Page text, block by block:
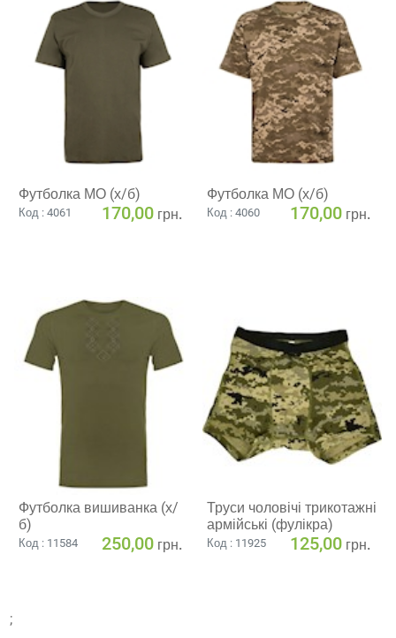
Футболка МО (х/б)
Код : 4061 170,00 грн.
Футболка МО (х/б)
Код : 4060 170,00 грн.
Футболка вишиванка (х/
б)
Код : 11584 250,00 грн.
Труси чоловічі трикотажні
армійські (фулікра)
Код : 11925 125,00 грн.
;